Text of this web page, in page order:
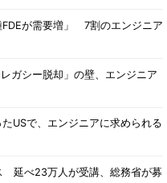
FDEが需要増」 7割のエンジニア
ガシー脱却」の壁、エンジニア
USで、エンジニアに求められる
延べ23万人が受講、総務省が募